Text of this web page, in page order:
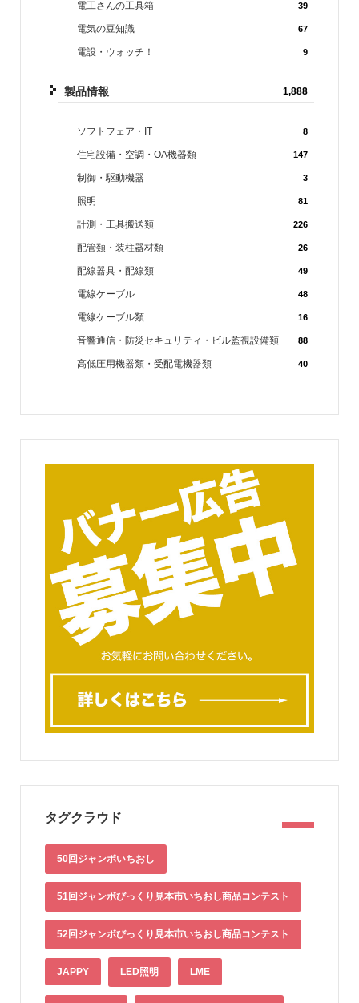
電工さんの工具箱 39
電気の豆知識 67
電設・ウォッチ！ 9
製品情報 1,888
ソフトフェア・IT 8
住宅設備・空調・OA機器類 147
制御・駆動機器 3
照明 81
計測・工具搬送類 226
配管類・装柱器材類 26
配線器具・配線類 49
電線ケーブル 48
電線ケーブル類 16
音響通信・防災セキュリティ・ビル監視設備類 88
高低圧用機器類・受配電機器類 40
タグクラウド
50回ジャンボいちおし
51回ジャンボびっくり見本市いちおし商品コンテスト
52回ジャンボびっくり見本市いちおし商品コンテスト
JAPPY LED照明 LME